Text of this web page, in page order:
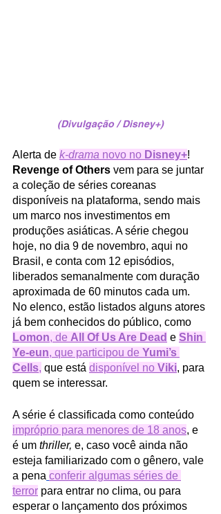
(Divulgação / Disney+)
Alerta de k-drama novo no Disney+!
Revenge of Others vem para se juntar
a coleção de séries coreanas
disponíveis na plataforma, sendo mais
um marco nos investimentos em
produções asiáticas. A série chegou
hoje, no dia 9 de novembro, aqui no
Brasil, e conta com 12 episódios,
liberados semanalmente com duração
aproximada de 60 minutos cada um.
No elenco, estão listados alguns atores
já bem conhecidos do público, como
Lomon, de All Of Us Are Dead e Shin
Ye-eun, que participou de Yumi’s
Cells, que está disponível no Viki, para
quem se interessar.
A série é classificada como conteúdo
impróprio para menores de 18 anos, e
é um thriller, e, caso você ainda não
esteja familiarizado com o gênero, vale
a pena conferir algumas séries de
terror para entrar no clima, ou para
esperar o lançamento dos próximos